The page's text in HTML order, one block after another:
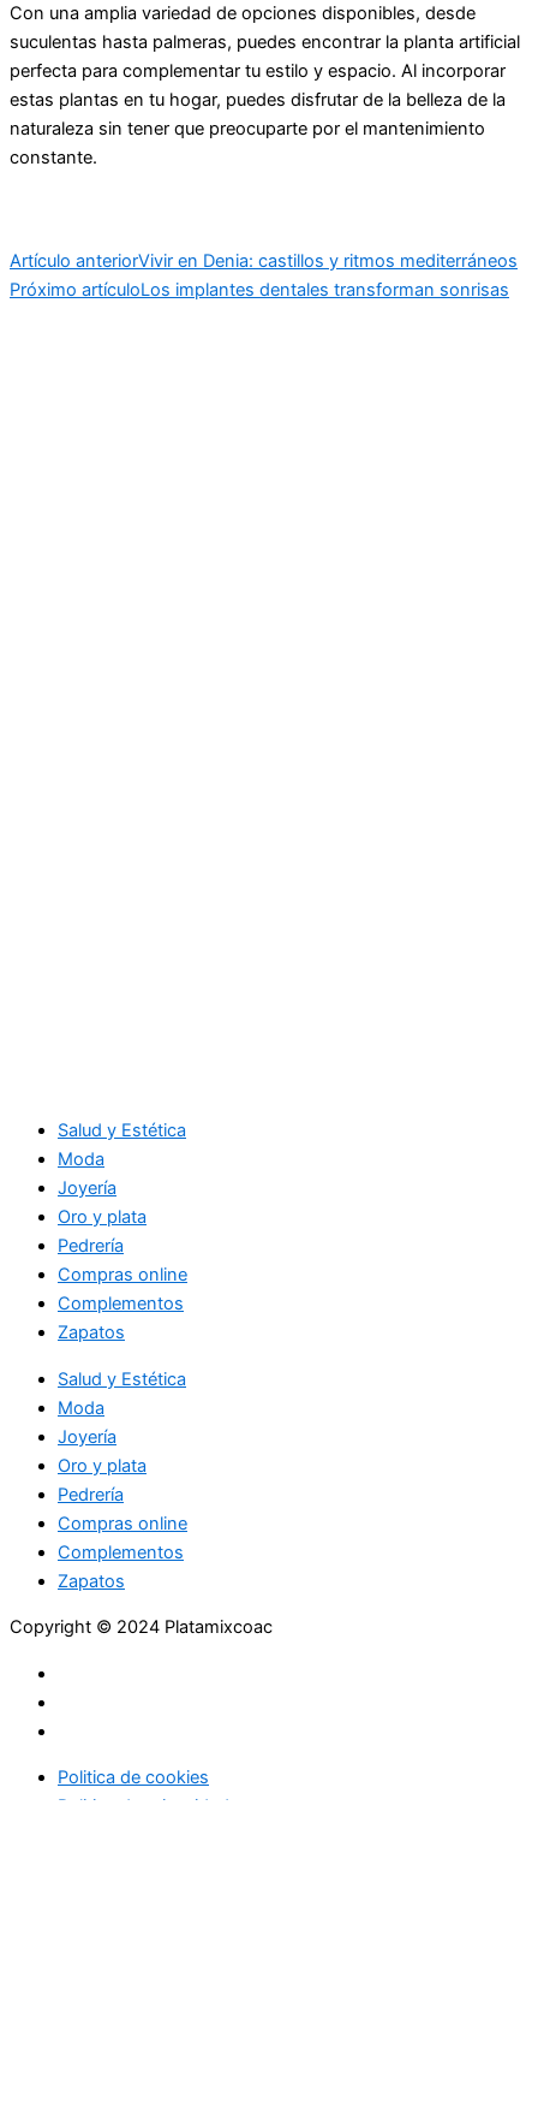
Con una amplia variedad de opciones disponibles, desde
suculentas hasta palmeras, puedes encontrar la planta artificial
perfecta para complementar tu estilo y espacio. Al incorporar
estas plantas en tu hogar, puedes disfrutar de la belleza de la
naturaleza sin tener que preocuparte por el mantenimiento
constante.
Artículo anteriorVivir en Denia: castillos y ritmos mediterráneos
Próximo artículoLos implantes dentales transforman sonrisas
Salud y Estética
Moda
Joyería
Oro y plata
Pedrería
Compras online
Complementos
Zapatos
Salud y Estética
Moda
Joyería
Oro y plata
Pedrería
Compras online
Complementos
Zapatos
Copyright © 2024 Platamixcoac
Politica de cookies
Politica de privacidad